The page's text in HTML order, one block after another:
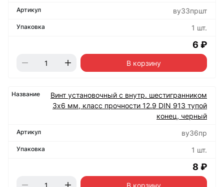
ву33пршт
1 шт.
6 ₽
В корзину
Винт установочный с внутр. шестигранником
3х6 мм, класс прочности 12.9 DIN 913 тупой
конец, черный
ву36пр
1 шт.
8 ₽
В корзину